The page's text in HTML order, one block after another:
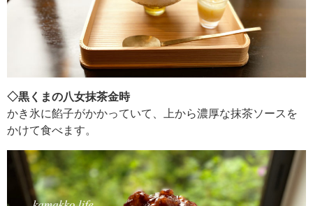
◇黒くまの八女抹茶金時
かき氷に餡子がかかっていて、上から濃厚な抹茶ソースを
かけて食べます。